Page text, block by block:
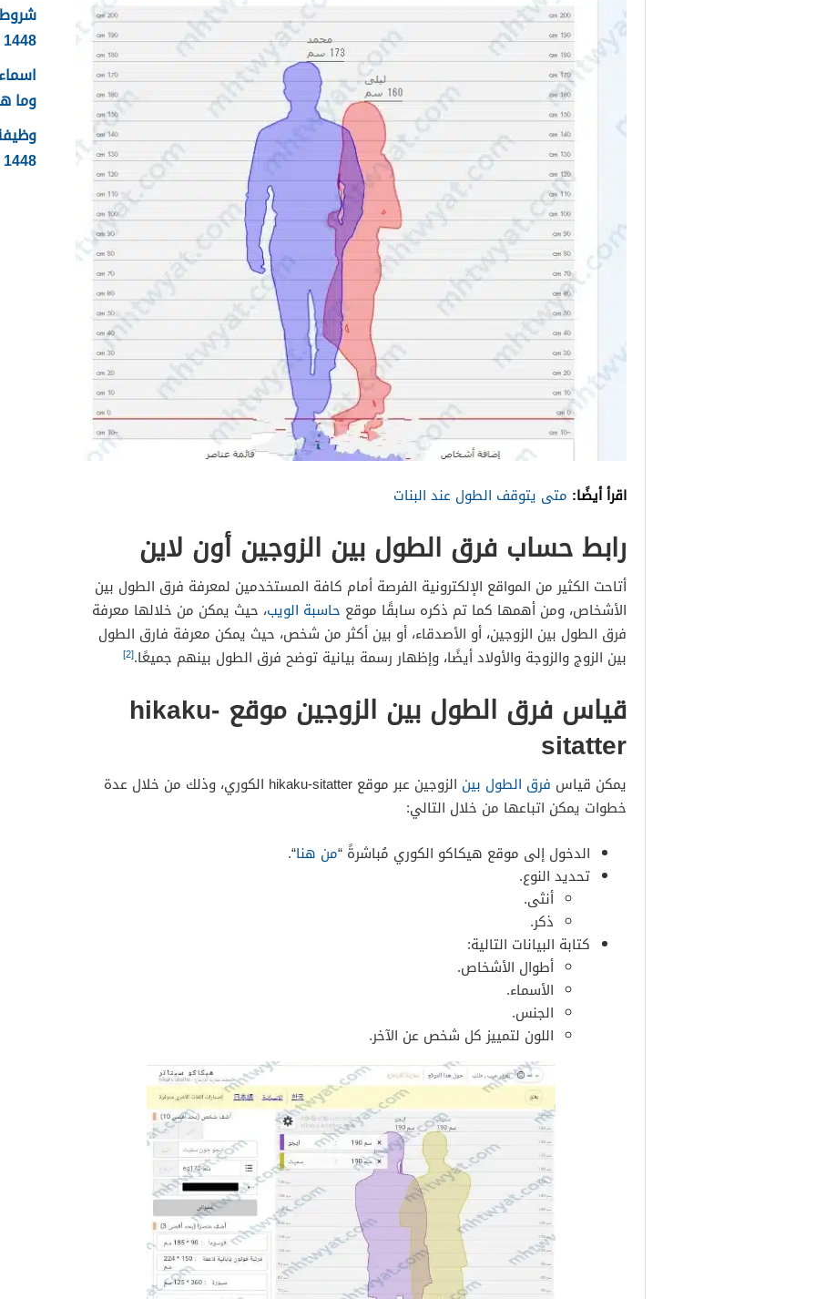
اقرأ أيضًا: متى يتوقف الطول عند البنات
رابط حساب فرق الطول بين الزوجين أون لاين
أتاحت الكثير من المواقع الإلكترونية الفرصة أمام كافة المستخدمين لمعرفة فرق الطول بين
الأشخاص، ومن أهمها كما تم ذكره سابقًا موقع حاسبة الويب، حيث يمكن من خلالها معرفة
فرق الطول بين الزوجين، أو الأصدقاء، أو بين أكثر من شخص، حيث يمكن معرفة فارق الطول
بين الزوج والزوجة والأولاد أيضًا، وإظهار رسمة بيانية توضح فرق الطول بينهم جميعًا.[2]
قياس فرق الطول بين الزوجين موقع hikaku-
sitatter
يمكن قياس فرق الطول بين
الزوجين عبر موقع hikaku-sitatter الكوري، وذلك من خلال عدة
خطوات يمكن اتباعها من خلال التالي:
الدخول إلى موقع هيكاكو الكوري مُباشرةً “من هنا“.
تحديد النوع.
أنثى.
ذكر.
كتابة البيانات التالية:
أطوال الأشخاص.
الأسماء.
الجنس.
اللون لتمييز كل شخص عن الآخر.
1448
وما
1448 الشروط وطريقة التقديم